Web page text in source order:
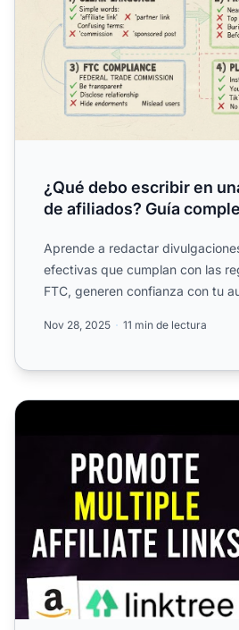
¿Qué debo escribir en
de afiliados? Guía
Aprende a redactar
efectivas que cumplan con las
FTC, generen confianza con tu
Nov 28, 2025 11 min de lectura
Cómo agregar enlaces de